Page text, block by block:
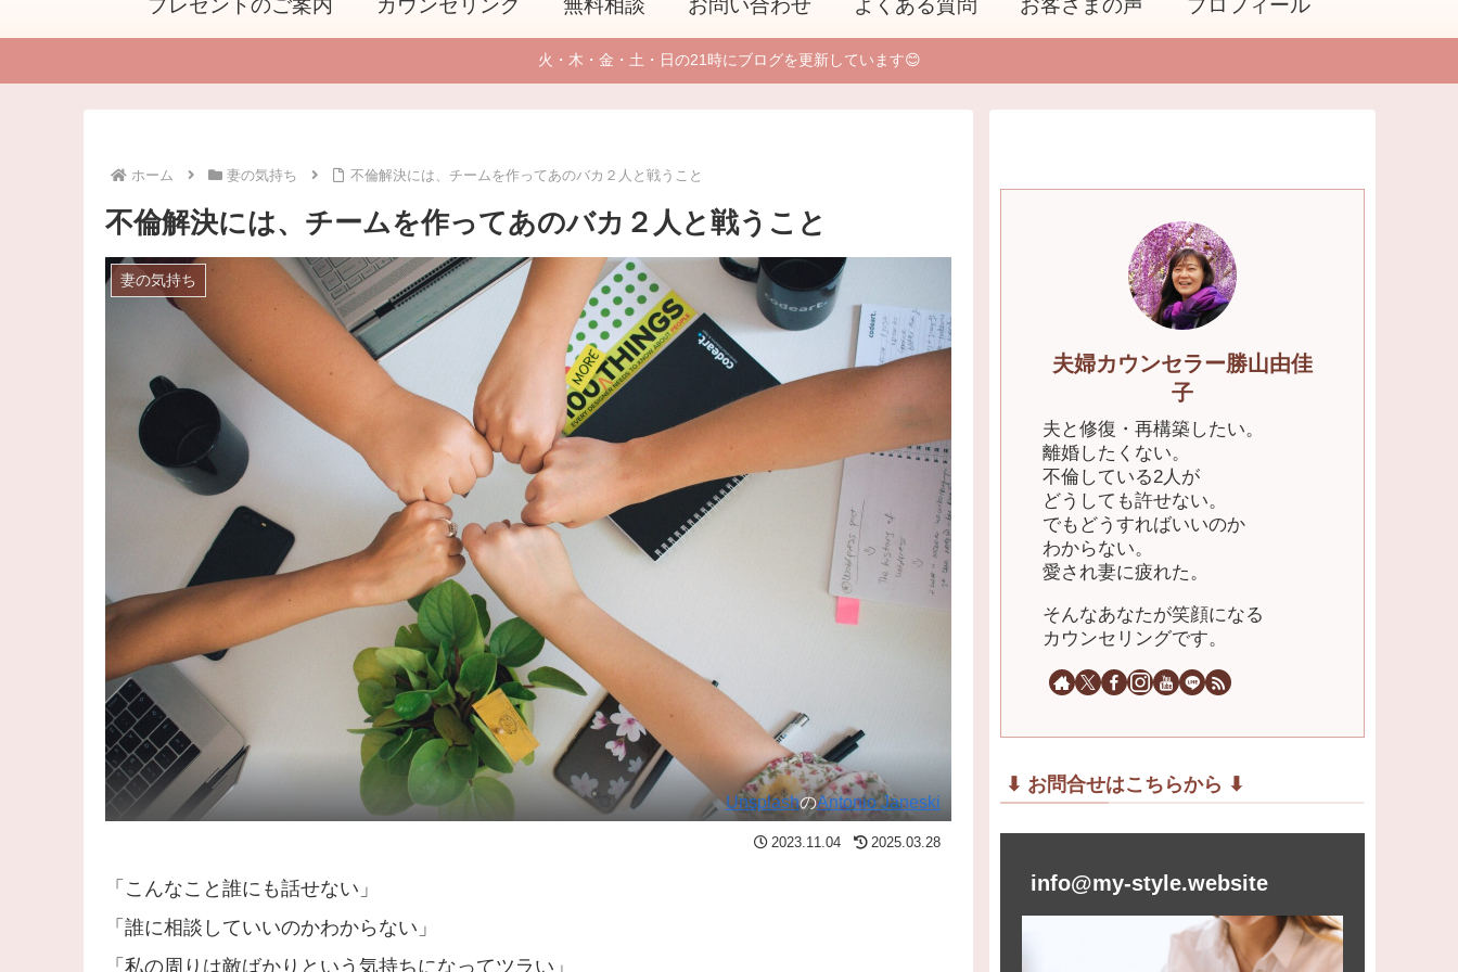
プレゼントのご案内 カウンセリング 無料相談 お問い合わせ よくある質問 お客さまの声 プロフィール
火・木・金・土・日の21時にブログを更新しています😊
ホーム 妻の気持ち 不倫解決には、チームを作ってあのバカ２人と戦うこと
不倫解決には、チームを作ってあのバカ２人と戦うこと
妻の気持ち
UnsplashのAntonio Janeski
2023.11.04 2025.03.28
「こんなこと誰にも話せない」
「誰に相談していいのかわからない」
「私の周りは敵ばかりという気持ちになってツラい」
夫婦カウンセラー勝山由佳
子
夫と修復・再構築したい。
離婚したくない。
不倫している2人が
どうしても許せない。
でもどうすればいいのか
わからない。
愛され妻に疲れた。
そんなあなたが笑顔になる
カウンセリングです。
⬇︎ お問合せはこちらから ⬇︎
info@my-style.website